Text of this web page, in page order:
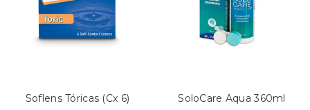
Soflens Tóricas (Cx 6) SoloCare Aqua 360ml